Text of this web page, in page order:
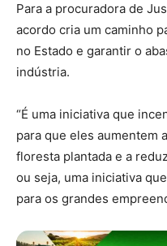
Para a procuradora de
acordo cria um caminho
no Estado e garantir o
indústria.
“É uma iniciativa que
para que eles aumentem
floresta plantada e a
ou seja, uma iniciativa
para os grandes